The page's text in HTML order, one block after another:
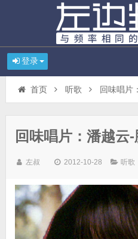
登录
首页 听歌 回味唱片
回味唱片：潘越云
左叔 2012-10-28 听歌